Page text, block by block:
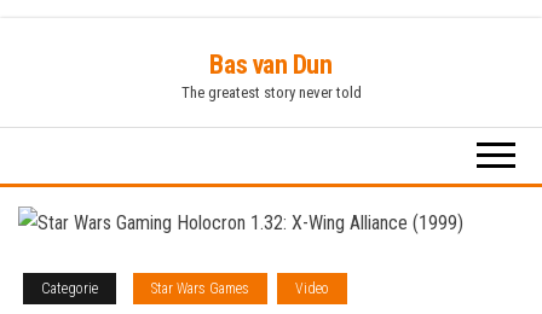
inhoud
Bas van Dun
The greatest story never told
Categorie Star Wars Games Video